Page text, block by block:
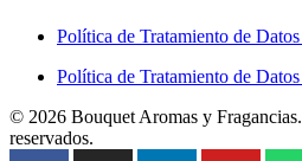
Política de Tratamiento de Datos
Política de Tratamiento de Datos
© 2026 Bouquet Aromas y
reservados.